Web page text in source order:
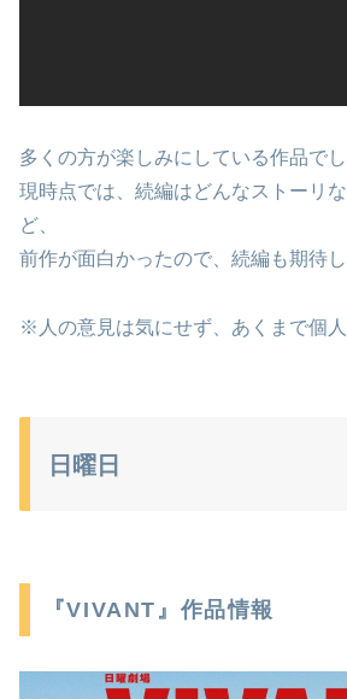
多くの方が楽しみにしている作品でし
現時点では、続編はどんなストーリ
ど、
前作が面白かったので、続編も期待し
※人の意見は気にせず、あくまで個人
日曜日
『VIVANT』作品情報